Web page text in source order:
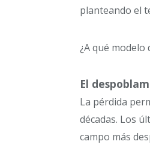
planteando el
¿A qué
El
La pérdida
décadas. Los
campo más